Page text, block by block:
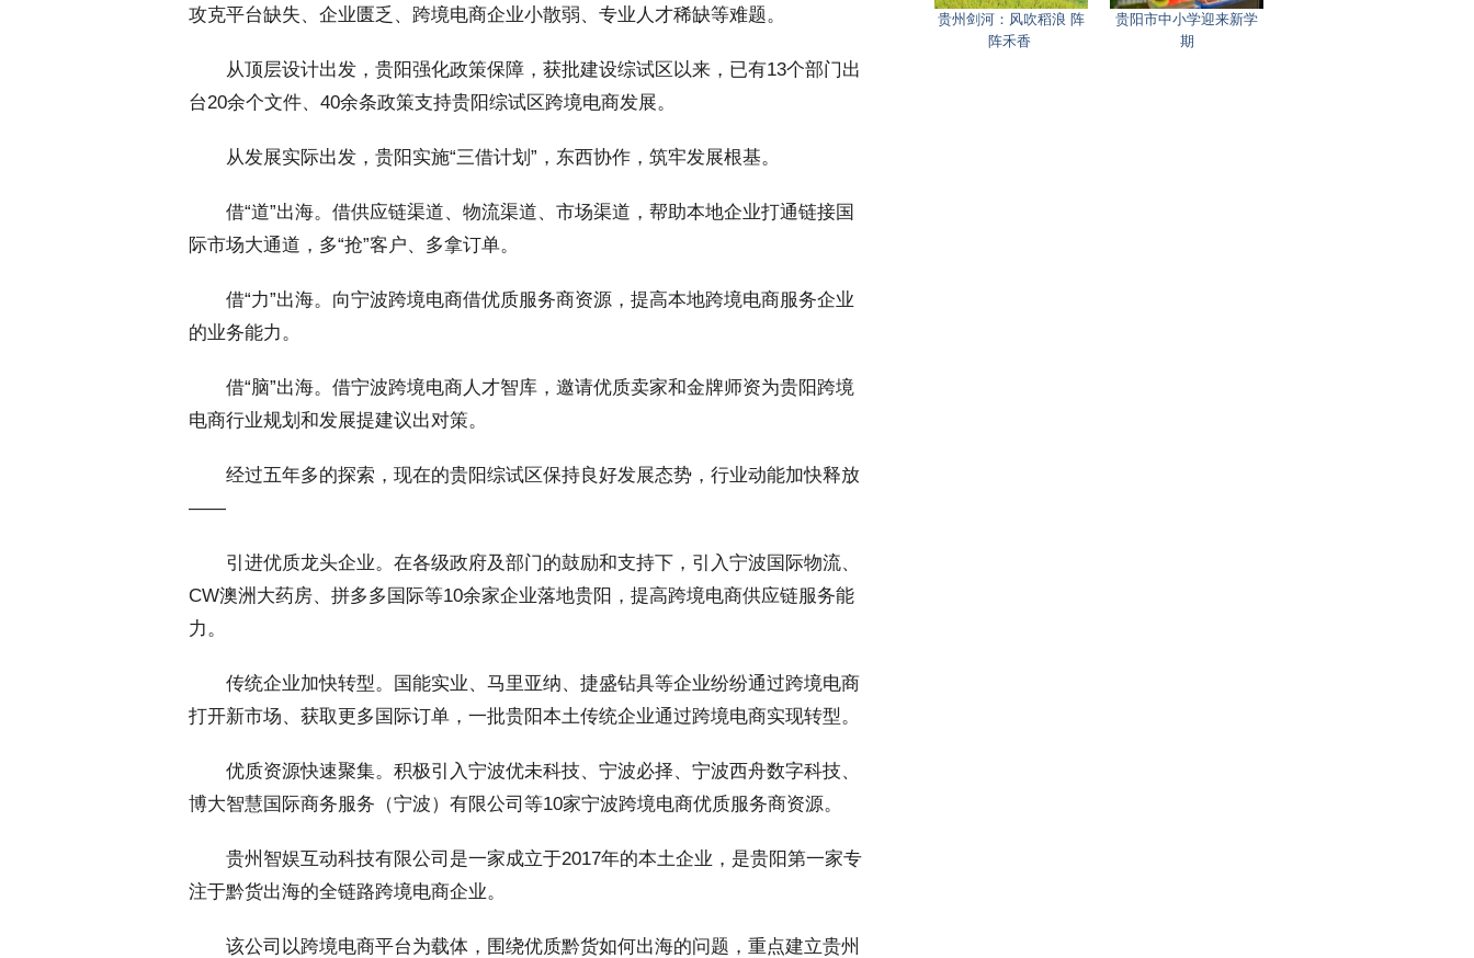
攻克平台缺失、企业匮乏、跨境电商企业小散弱、专业人才稀缺等难题。
从顶层设计出发，贵阳强化政策保障，获批建设综试区以来，已有13个部门出
台20余个文件、40余条政策支持贵阳综试区跨境电商发展。
从发展实际出发，贵阳实施“三借计划”，东西协作，筑牢发展根基。
借“道”出海。借供应链渠道、物流渠道、市场渠道，帮助本地企业打通链接国
际市场大通道，多“抢”客户、多拿订单。
借“力”出海。向宁波跨境电商借优质服务商资源，提高本地跨境电商服务企业
的业务能力。
借“脑”出海。借宁波跨境电商人才智库，邀请优质卖家和金牌师资为贵阳跨境
电商行业规划和发展提建议出对策。
经过五年多的探索，现在的贵阳综试区保持良好发展态势，行业动能加快释放
——
引进优质龙头企业。在各级政府及部门的鼓励和支持下，引入宁波国际物流、
CW澳洲大药房、拼多多国际等10余家企业落地贵阳，提高跨境电商供应链服务能
力。
传统企业加快转型。国能实业、马里亚纳、捷盛钻具等企业纷纷通过跨境电商
打开新市场、获取更多国际订单，一批贵阳本土传统企业通过跨境电商实现转型。
优质资源快速聚集。积极引入宁波优未科技、宁波必择、宁波西舟数字科技、
博大智慧国际商务服务（宁波）有限公司等10家宁波跨境电商优质服务商资源。
贵州智娱互动科技有限公司是一家成立于2017年的本土企业，是贵阳第一家专
注于黔货出海的全链路跨境电商企业。
该公司以跨境电商平台为载体，围绕优质黔货如何出海的问题，重点建立贵州
贵州剑河：风吹稻浪 阵
阵禾香
贵阳市中小学迎来新学
期